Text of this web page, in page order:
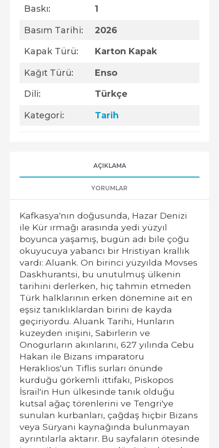
Baskı: 1
Basım Tarihi: 2026
Kapak Türü: Karton Kapak
Kağıt Türü: Enso
Dili: Türkçe
Kategori: Tarih
AÇIKLAMA
YORUMLAR
Kafkasya'nın doğusunda, Hazar Denizi
ile Kür ırmağı arasında yedi yüzyıl
boyunca yaşamış, bugün adı bile çoğu
okuyucuya yabancı bir Hristiyan krallık
vardı: Aluank. On birinci yüzyılda Movses
Daskhurantsi, bu unutulmuş ülkenin
tarihini derlerken, hiç tahmin etmeden
Türk halklarının erken dönemine ait en
eşsiz tanıklıklardan birini de kayda
geçiriyordu. Aluank Tarihi, Hunların
kuzeyden inişini, Sabirlerin ve
Onogurların akınlarını, 627 yılında Cebu
Hakan ile Bizans imparatoru
Heraklios'un Tiflis surları önünde
kurduğu görkemli ittifakı, Piskopos
İsrail'in Hun ülkesinde tanık olduğu
kutsal ağaç törenlerini ve Tengri'ye
sunulan kurbanları, çağdaş hiçbir Bizans
veya Süryani kaynağında bulunmayan
ayrıntılarla aktarır. Bu sayfaların ötesinde